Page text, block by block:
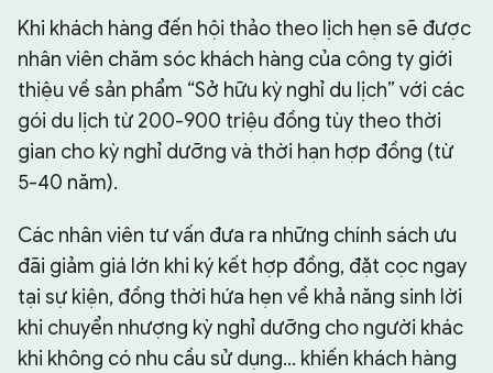
Khi khách hàng đến hội thảo theo lịch hẹn sẽ được
nhân viên chăm sóc khách hàng của công ty giới
thiệu về sản phẩm “Sở hữu kỳ nghỉ du lịch” với các
gói du lịch từ 200-900 triệu đồng tùy theo thời
gian cho kỳ nghỉ dưỡng và thời hạn hợp đồng (từ
5-40 năm).
Các nhân viên tư vấn đưa ra những chính sách ưu
đãi giảm giá lớn khi ký kết hợp đồng, đặt cọc ngay
tại sự kiện, đồng thời hứa hẹn về khả năng sinh lời
khi chuyển nhượng kỳ nghỉ dưỡng cho người khác
khi không có nhu cầu sử dụng... khiến khách hàng